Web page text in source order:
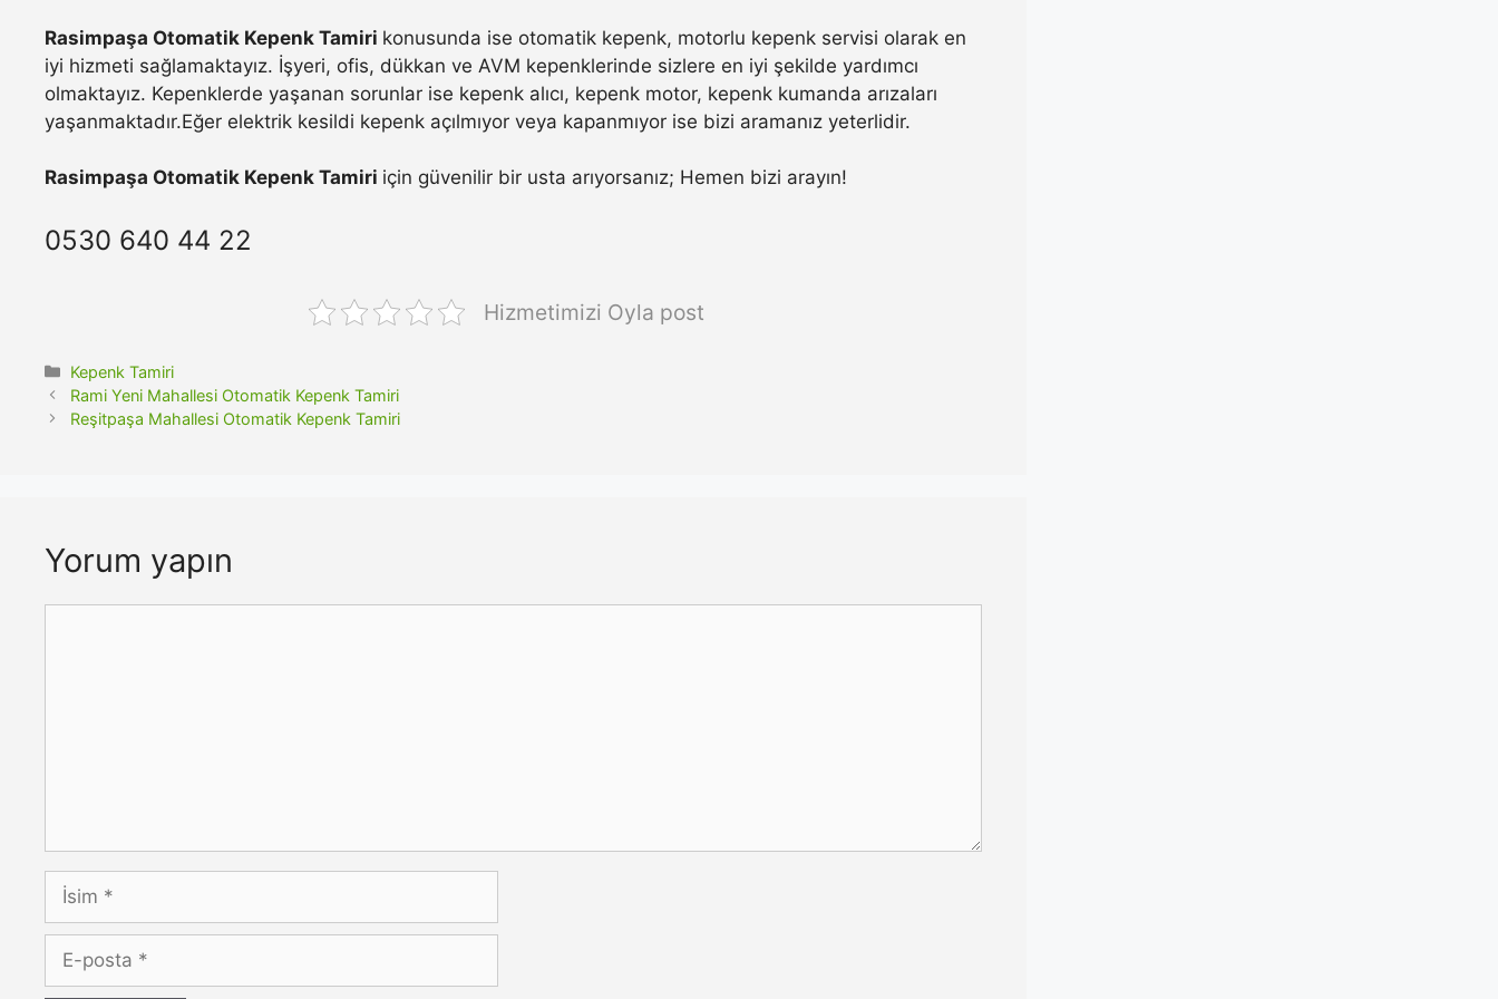
Rasimpaşa Otomatik Kepenk Tamiri konusunda ise otomatik kepenk, motorlu kepenk servisi olarak en
iyi hizmeti sağlamaktayız. İşyeri, ofis, dükkan ve AVM kepenklerinde sizlere en iyi şekilde yardımcı
olmaktayız. Kepenklerde yaşanan sorunlar ise kepenk alıcı, kepenk motor, kepenk kumanda arızaları
yaşanmaktadır.Eğer elektrik kesildi kepenk açılmıyor veya kapanmıyor ise bizi aramanız yeterlidir.
Rasimpaşa Otomatik Kepenk Tamiri için güvenilir bir usta arıyorsanız; Hemen bizi arayın!
0530 640 44 22
Hizmetimizi Oyla post
Kategoriler
Kepenk Tamiri
Rami Yeni Mahallesi Otomatik Kepenk Tamiri
Reşitpaşa Mahallesi Otomatik Kepenk Tamiri
Yorum yapın
İsim
posta